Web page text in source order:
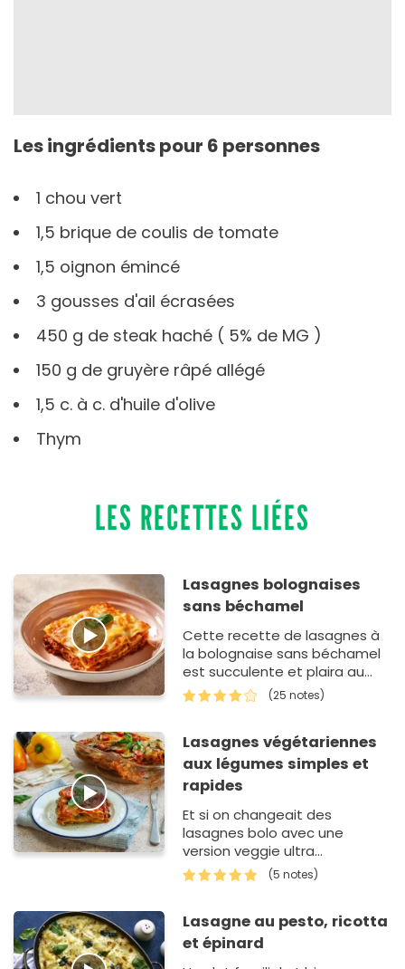
Les ingrédients pour 6 personnes
1 chou vert
1,5 brique de coulis de tomate
1,5 oignon émincé
3 gousses d'ail écrasées
450 g de steak haché ( 5% de MG )
150 g de gruyère râpé allégé
1,5 c. à c. d'huile d'olive
Thym
LES RECETTES LIÉES
Lasagnes bolognaises
sans béchamel
Cette recette de lasagnes à
la bolognaise sans béchamel
est succulente et plaira au
plus grand nombre.
(25 notes)
Lasagnes végétariennes
aux légumes simples et
rapides
Et si on changeait des
lasagnes bolo avec une
version veggie ultra
gourmande ? Préparées avec
des légumes rôtis, ces
(5 notes)
Lasagne au pesto, ricotta
et épinard